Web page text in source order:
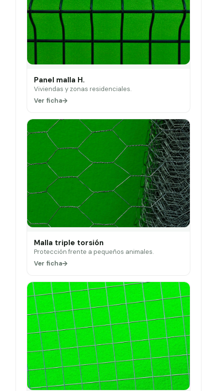
Panel malla H.
Viviendas y zonas residenciales.
Ver ficha
Malla triple torsión
Protección frente a pequeños animales.
Ver ficha